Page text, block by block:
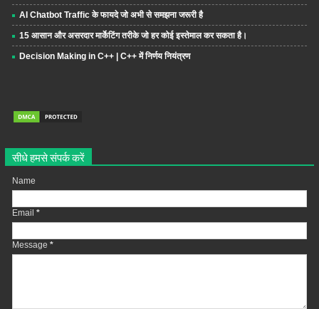
AI Chatbot Traffic के फायदे जो अभी से समझना जरूरी है
15 आसान और असरदार मार्केटिंग तरीके जो हर कोई इस्तेमाल कर सकता है।
Decision Making in C++ | C++ में निर्णय नियंत्रण
सीधे हमसे संपर्क करें
Name
Email *
Message *